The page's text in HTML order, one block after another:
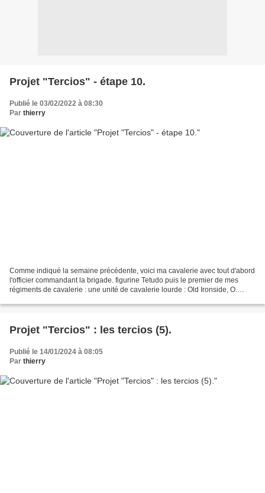
Projet "Tercios" - étape 10.
Publié le 03/02/2022 à 08:30
Par thierry
Comme indiqué la semaine précédente, voici ma cavalerie avec tout d'abord
l'officier commandant la brigade. figurine Tetudo puis le premier de mes
régiments de cavalerie : une unité de cavalerie lourde : Old Ironside, O.
Projet "Tercios" : les tercios (5).
Publié le 14/01/2024 à 08:05
Par thierry